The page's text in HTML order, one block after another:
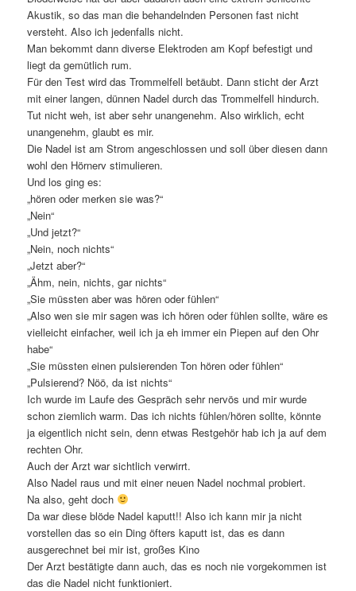
Akustik, so das man die behandelnden Personen fast nicht
versteht. Also ich jedenfalls nicht.
Man bekommt dann diverse Elektroden am Kopf befestigt und
liegt da gemütlich rum.
Für den Test wird das Trommelfell betäubt. Dann sticht der Arzt
mit einer langen, dünnen Nadel durch das Trommelfell hindurch.
Tut nicht weh, ist aber sehr unangenehm. Also wirklich, echt
unangenehm, glaubt es mir.
Die Nadel ist am Strom angeschlossen und soll über diesen dann
wohl den Hörnerv stimulieren.
Und los ging es:
„hören oder merken sie was?“
„Nein“
„Und jetzt?“
„Nein, noch nichts“
„Jetzt aber?“
„Ähm, nein, nichts, gar nichts“
„Sie müssten aber was hören oder fühlen“
„Also wen sie mir sagen was ich hören oder fühlen sollte, wäre es
vielleicht einfacher, weil ich ja eh immer ein Piepen auf den Ohr
habe“
„Sie müssten einen pulsierenden Ton hören oder fühlen“
„Pulsierend? Nöö, da ist nichts“
Ich wurde im Laufe des Gespräch sehr nervös und mir wurde
schon ziemlich warm. Das ich nichts fühlen/hören sollte, könnte
ja eigentlich nicht sein, denn etwas Restgehör hab ich ja auf dem
rechten Ohr.
Auch der Arzt war sichtlich verwirrt.
Also Nadel raus und mit einer neuen Nadel nochmal probiert.
Na also, geht doch
Da war diese blöde Nadel kaputt!! Also ich kann mir ja nicht
vorstellen das so ein Ding öfters kaputt ist, das es dann
ausgerechnet bei mir ist, großes Kino
Der Arzt bestätigte dann auch, das es noch nie vorgekommen ist
das die Nadel nicht funktioniert.